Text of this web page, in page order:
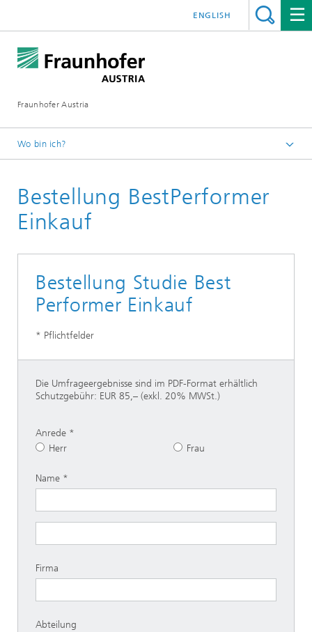
Fraunhofer Austria
ENGLISH
Wo bin ich?
Publikationen
Bestellung BestPerformer
Einkauf
Bestellung Studie Best
Performer Einkauf
* Pflichtfelder
Die Umfrageergebnisse sind im PDF-Format erhältlich
Schutzgebühr: EUR 85,– (exkl. 20% MWSt.)
Anrede
Herr
Frau
Name
Firma
Abteilung